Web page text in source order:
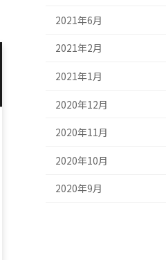
2021年6月
2021年2月
2021年1月
2020年12月
2020年11月
2020年10月
2020年9月